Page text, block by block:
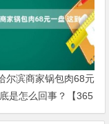
尔滨商家锅包肉68元
是怎么回事？【365
】